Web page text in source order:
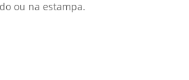
ou na estampa.